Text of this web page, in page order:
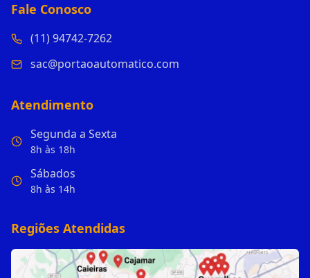
Fale Conosco
(11) 94742-7262
sac@portaoautomatico.com
Atendimento
Segunda a Sexta
8h às 18h
Sábados
8h às 14h
Regiões Atendidas